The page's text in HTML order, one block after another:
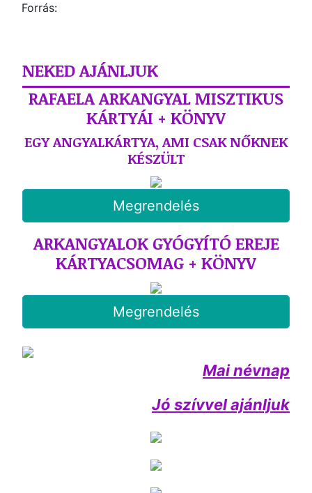
Forrás:
NEKED AJÁNLJUK
RAFAELA ARKANGYAL MISZTIKUS
KÁRTYÁI + KÖNYV
EGY ANGYALKÁRTYA, AMI CSAK NŐKNEK
KÉSZÜLT
Megrendelés
ARKANGYALOK GYÓGYÍTÓ EREJE
KÁRTYACSOMAG + KÖNYV
Megrendelés
Mai névnap
Jó szívvel ajánljuk